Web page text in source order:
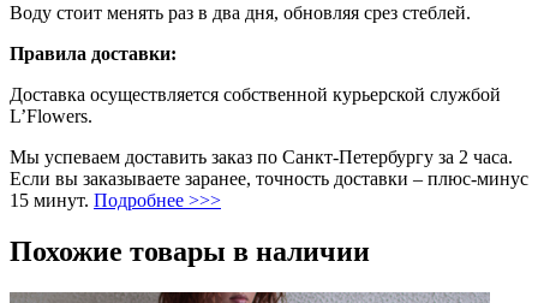
Воду стоит менять раз в два дня, обновляя срез стеблей.
Правила доставки:
Доставка осуществляется собственной курьерской службой
L’Flowers.
Мы успеваем доставить заказ по Санкт-Петербургу за 2 часа.
Если вы заказываете заранее, точность доставки – плюс-минус
15 минут. Подробнее >>>
Похожие товары в наличии